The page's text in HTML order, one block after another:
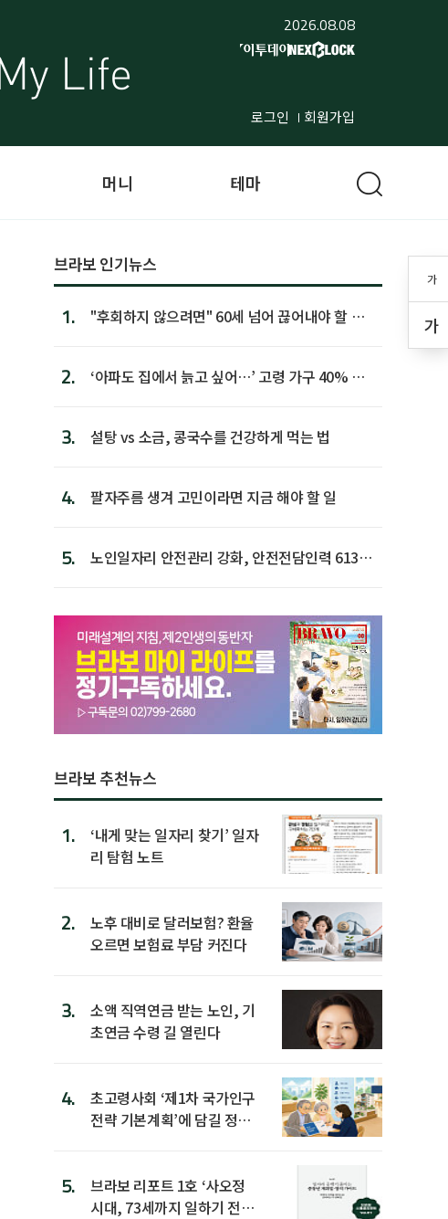
2026.08.08
로그인 회원가입
가
가
머니 테마
브라보 인기뉴스
1.
"후회하지 않으려면" 60세 넘어 끊어내야 할 사
2.
‘아파도 집에서 늙고 싶어…’ 고령 가구 40% 노
3. 설탕 vs 소금, 콩국수를 건강하게 먹는 법
4. 팔자주름 생겨 고민이라면 지금 해야 할 일
5.
노인일자리 안전관리 강화, 안전전담인력 613명
브라보 추천뉴스
1.
‘내게 맞는 일자리 찾기’ 일자
리 탐험 노트
2.
노후 대비로 달러보험? 환율
오르면 보험료 부담 커진다
3.
소액 직역연금 받는 노인, 기
초연금 수령 길 열린다
4.
초고령사회 ‘제1차 국가인구
전략 기본계획’에 담길 정책
5.
브라보 리포트 1호 ‘사오정
시대, 73세까지 일하기 전략’